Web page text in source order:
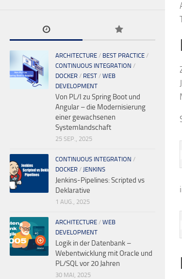
ARCHITECTURE / BEST PRACTICE /
CONTINUOUS INTEGRATION /
DOCKER / REST / WEB
DEVELOPMENT
Von PL/I zu Spring Boot und
Angular – die Modernisierung
einer gewachsenen
Systemlandschaft
25 SEP., 2025
CONTINUOUS INTEGRATION /
DOCKER / JENKINS
Jenkins-Pipelines: Scripted vs
Deklarative
1 AUG., 2025
ARCHITECTURE / WEB
DEVELOPMENT
Logik in der Datenbank –
Webentwicklung mit Oracle und
PL/SQL vor 20 Jahren
30 MAI, 2025